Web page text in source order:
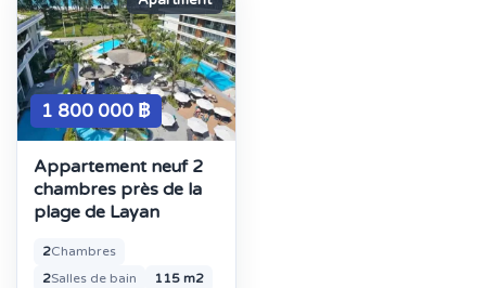
1 800 000 ฿
Appartement neuf 2
chambres près de la
plage de Layan
2Chambres
2Salles de bain 115 m2